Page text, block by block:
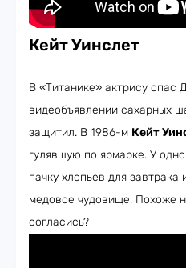
Кейт Уинслет
В «Титанике» актрису спас
видеобъявлении сахарных
защитил. В 1986-м Кейт
гулявшую по ярмарке. У
пачку хлопьев для
медовое чудовище! Похоже
согласись?